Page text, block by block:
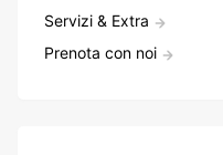
Servizi & Extra
Prenota con noi